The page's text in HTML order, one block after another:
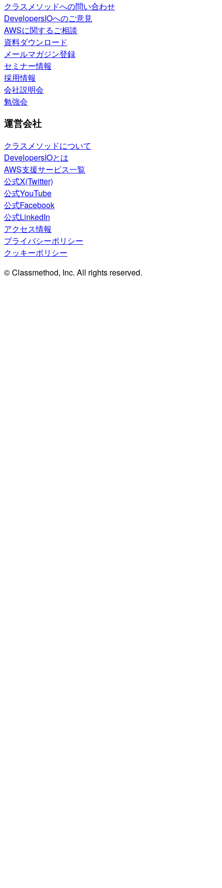
クラスメソッドへの問い合わせ
DevelopersIOへのご意見
AWSに関するご相談
資料ダウンロード
メールマガジン登録
セミナー情報
採用情報
会社説明会
勉強会
運営会社
クラスメソッドについて
DevelopersIOとは
AWS支援サービス一覧
公式X(Twitter)
公式YouTube
公式Facebook
公式LinkedIn
アクセス情報
プライバシーポリシー
クッキーポリシー
© Classmethod, Inc. All rights reserved.